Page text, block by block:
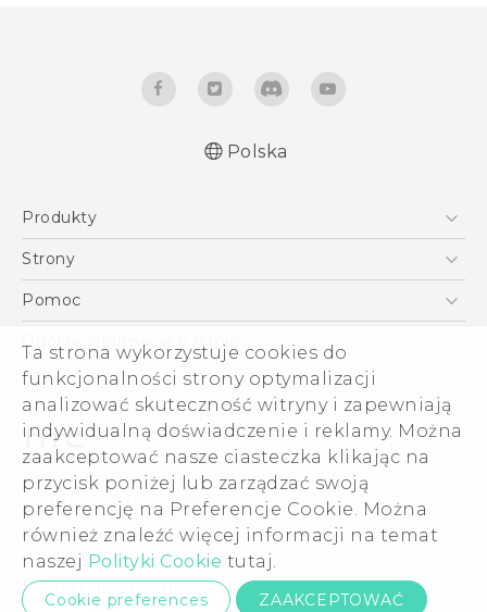
Ta strona wykorzystuje cookies do
funkcjonalności strony optymalizacji
analizować skuteczność witryny i zapewniają
indywidualną doświadczenie i reklamy. Można
zaakceptować nasze ciasteczka klikając na
przycisk poniżej lub zarządzać swoją
preferencję na Preferencje Cookie. Można
również znaleźć więcej informacji na temat
naszej Polityki Cookie tutaj.
Cookie preferences ZAAKCEPTOWAĆ
Polish - Wytyczne dotyczące bezpieczeństwa i
English - User manual
English - Safety and regulatory guide
Polska
Produkty
Smartfony
VIVE
Akcesoria
Strony
HTC Vive
Pomoc
Pomoc E-commerce
Ogólne informacje o firmie
ESG
Informacje o firmie
Dla inwestorów (angielski)
Cookie Preferences
Kariera
Security and Privacy Whitepaper
© 2011-2026 HTC Corporation
Warunki prawne
Kontakt ds. prywatności:Global-Privacy@htc.com